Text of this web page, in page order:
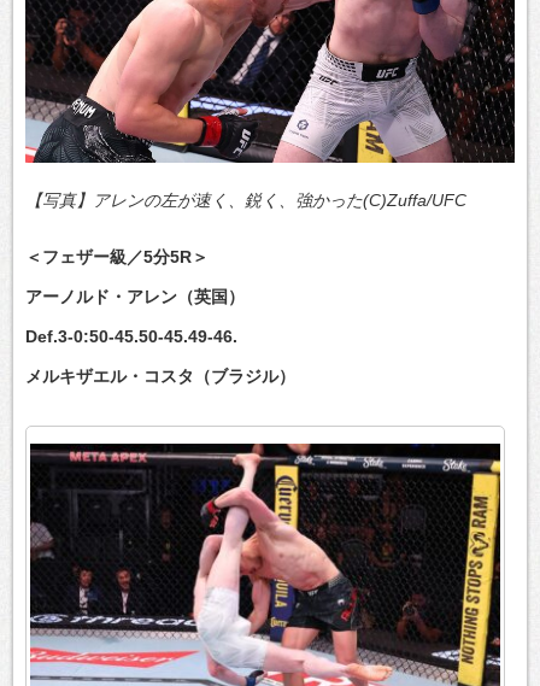
【写真】アレンの左が速く、鋭く、強かった(C)Zuffa/UFC
＜フェザー級／5分5R＞
アーノルド・アレン（英国）
Def.3-0:50-45.50-45.49-46.
メルキザエル・コスタ（ブラジル）